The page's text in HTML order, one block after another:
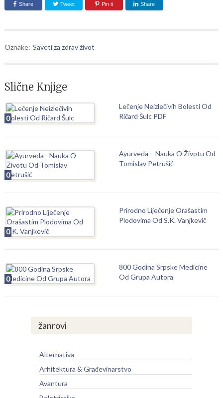
Share Tweet Pin it Share
Oznake: Saveti za zdrav život
Slične Knjige
0
Lečenje Neizlečivih Bolesti Od
Ričard Šulc PDF
0
Ayurveda – Nauka O Životu Od
Tomislav Petrušić
0
Prirodno Liječenje Orašastim
Plodovima Od S.K. Vanjkevič
0
800 Godina Srpske Medicine
Od Grupa Autora
žanrovi
Alternativa
Arhitektura & Građevinarstvo
Avantura